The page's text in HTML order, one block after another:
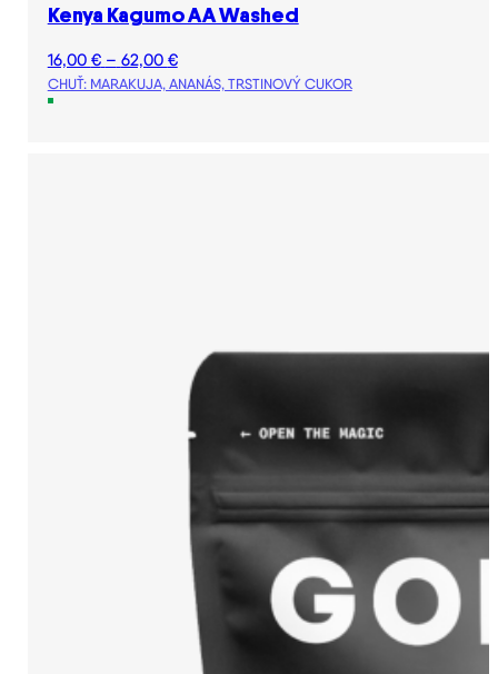
Kenya Kagumo AA Washed
16,00 € – 62,00 €Price
range:
CHUŤ: MARAKUJA, ANANÁS, TRSTINOVÝ CUKOR